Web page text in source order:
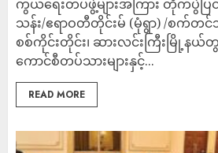
ကွယ်ရေးတပ်ဖွဲ့များအကြား တိုက်ပွဲပြ
သန်း/ဧရာဝတီတိုင်းမ် (မုံရွာ) /စက်တ
စစ်ကိုင်းတိုင်း၊ ဆားလင်းကြီးမြို့န
ကောင်စီတပ်သားများနှင့်...
READ MORE